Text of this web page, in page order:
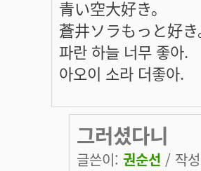
青い空大好き。
蒼井ソラもっと好
파란 하늘 너무 좋아.
아오이 소라 더좋아.
그러셨다니
글쓴이: 권순선 / 작